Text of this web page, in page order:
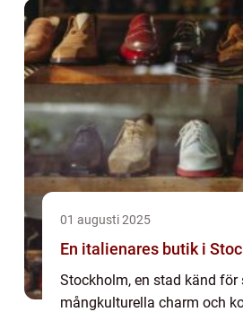
01 augusti 2025
En italienares butik i
Stockholm, en stad känd för
mångkulturella charm och